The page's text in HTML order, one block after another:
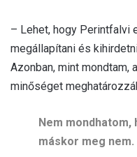
– Lehet, hogy Perintfalvi
megállapítani és
Azonban, mint
minőséget
Nem
máskor meg nem.